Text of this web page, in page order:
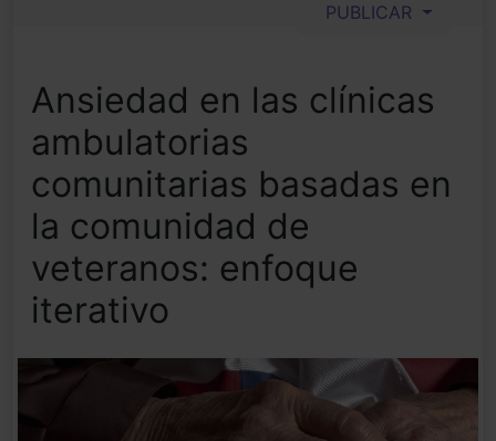
PUBLICAR
Ansiedad en las clínicas
ambulatorias
comunitarias basadas en
la comunidad de
veteranos: enfoque
iterativo